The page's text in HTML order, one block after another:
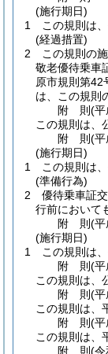
(施行期日)
1
この規則は
(経過措置)
2
この規則の
敬老優待乗車
原市規則第42
は、この規則
附 則(平
この規則は、
附 則(平
(施行期日)
1
この規則は
(準備行為)
2
優待乗車証
行前において
附 則(平
(施行期日)
1
この規則は
附 則(平
この規則は、
附 則(平
この規則は、
附 則(平
この規則は、
附 則(令